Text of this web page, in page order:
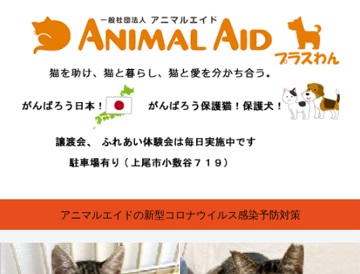
アニマルエイドの新型コロナウイルス感染予防対策